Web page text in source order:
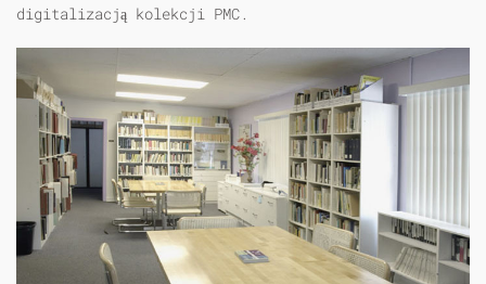
digitalizacją kolekcji PMC.